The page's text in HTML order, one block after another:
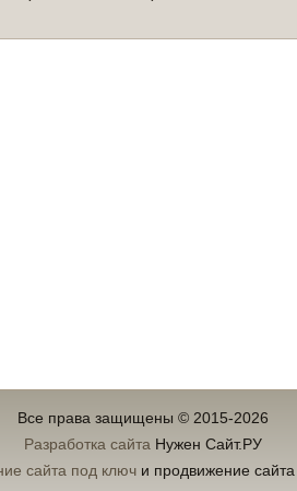
Все права защищены © 2015-2026
Разработка сайта Нужен Сайт.РУ
сайта под ключ и продвижение